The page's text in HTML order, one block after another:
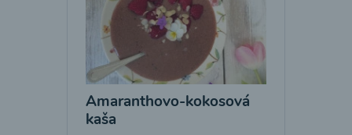
Amaranthovo-kokosová
kaša